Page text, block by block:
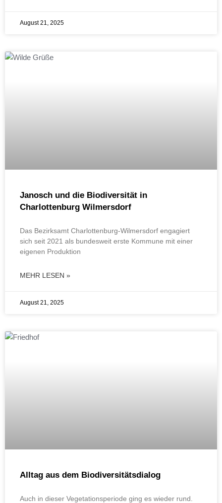
August 21, 2025
Janosch und die Biodiversität in
Charlottenburg Wilmersdorf
Das Bezirksamt Charlottenburg-Wilmersdorf engagiert
sich seit 2021 als bundesweit erste Kommune mit einer
eigenen Produktion
MEHR LESEN »
August 21, 2025
Alltag aus dem Biodiversitätsdialog
Auch in dieser Vegetationsperiode ging es wieder rund.